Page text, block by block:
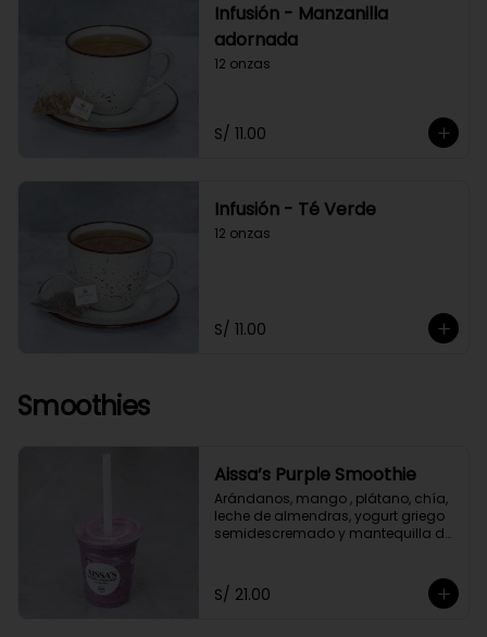
Infusión - Manzanilla
adornada
12 onzas
S/ 11.00
Infusión - Té Verde
12 onzas
S/ 11.00
Smoothies
Aissa’s Purple Smoothie
Arándanos, mango , plátano, chía,
leche de almendras, yogurt griego
semidescremado y mantequilla de
S/ 21.00